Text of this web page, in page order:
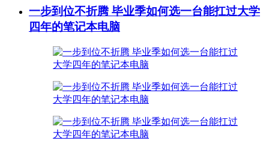
一步到位不折腾 毕业季如何选一台能扛过大学
四年的笔记本电脑